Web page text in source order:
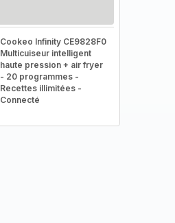
Cookeo Infinity CE9828F0
Multicuiseur intelligent
haute pression + air fryer
- 20 programmes -
Recettes illimitées -
Connecté